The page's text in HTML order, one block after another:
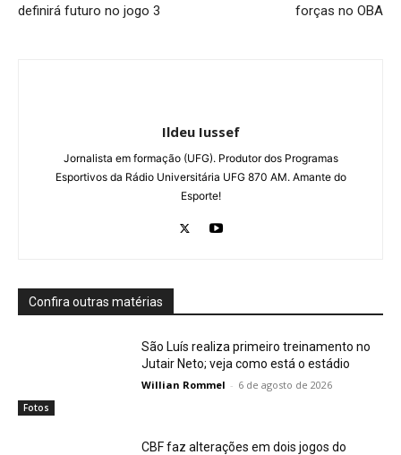
definirá futuro no jogo 3
forças no OBA
Ildeu Iussef
Jornalista em formação (UFG). Produtor dos Programas
Esportivos da Rádio Universitária UFG 870 AM. Amante do
Esporte!
Confira outras matérias
Fotos
São Luís realiza primeiro treinamento no
Jutair Neto; veja como está o estádio
Willian Rommel - 6 de agosto de 2026
CBF faz alterações em dois jogos do